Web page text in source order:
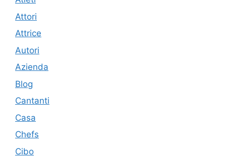
Attori
Attrice
Autori
Azienda
Blog
Cantanti
Casa
Chefs
Cibo